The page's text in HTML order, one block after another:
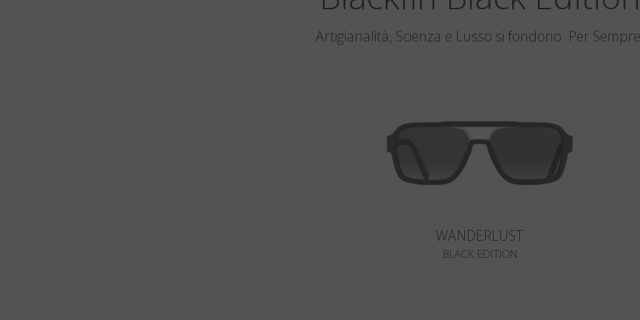
Artigianalità, Scienza e Lusso si fondono. Per
WANDERLUST
BLACK EDITION